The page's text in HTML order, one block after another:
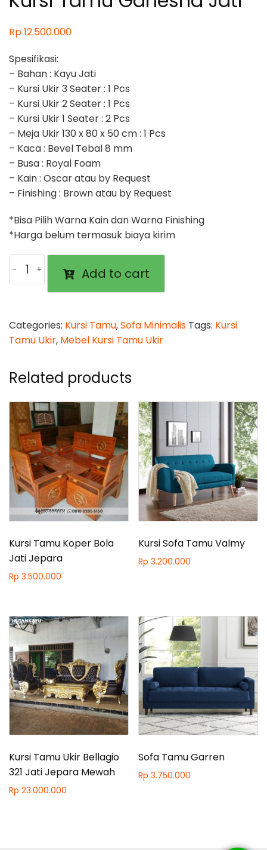
Rp12.500.000
Spesifikasi:
– Bahan : Kayu Jati
– Kursi Ukir 3 Seater : 1 Pcs
– Kursi Ukir 2 Seater : 1 Pcs
– Kursi Ukir 1 Seater : 2 Pcs
– Meja Ukir 130 x 80 x 50 cm : 1 Pcs
– Kaca : Bevel Tebal 8 mm
– Busa : Royal Foam
– Kain : Oscar atau by Request
– Finishing : Brown atau by Request
*Bisa Pilih Warna Kain dan Warna Finishing
*Harga belum termasuk biaya kirim
Kursi
Tamu
Ganesha
quantity
Add to cart
Categories: Kursi Tamu,Sofa Minimalis Tags: Kursi
Tamu Ukir, Mebel Kursi Tamu Ukir
Related products
Kursi Tamu Koper Bola
Jati Jepara
Rp 3.500.000
Kursi Sofa Tamu Valmy
Rp 3.200.000
Kursi Tamu Ukir Bellagio
321 Jati Jepara Mewah
Rp 23.000.000
Sofa Tamu Garren
Rp 3.750.000